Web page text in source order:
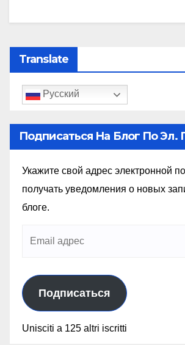
Translate
Русский
Подписаться На Блог По Эл.
Укажите свой адрес электронной
получать уведомления о новых
блоге.
Подписаться
Unisciti a 125 altri iscritti